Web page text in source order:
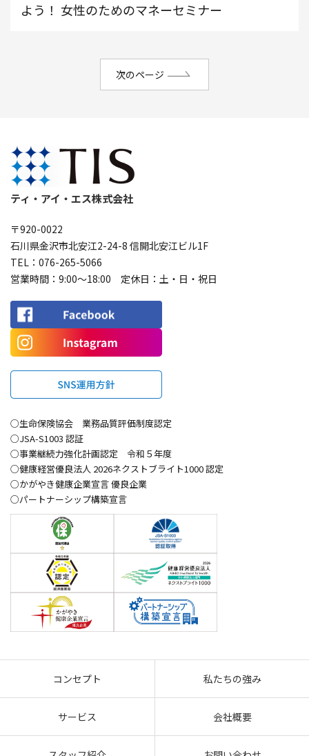
よう！ 女性のためのマネーセミナー
次のページ
ティ・アイ・エス株式会社
〒920-0022
石川県金沢市北安江2-24-8 信開北安江ビル1F
TEL： 076-265-5066
営業時間：9:00〜18:00 定休日：土・日・祝日
○生命保険協会 業務品質評価制度認定
○JSA-S1003 認証
○事業継続力強化計画認定 令和５年度
○健康経営優良法人 2026ネクストブライト1000 認定
○かがやき健康企業宣言 優良企業
○パートナーシップ構築宣言
コンセプト 私たちの強み
サービス 会社概要